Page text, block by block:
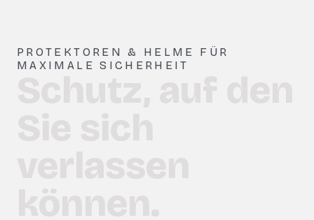
PROTEKTOREN & HELME FÜR
MAXIMALE SICHERHEIT